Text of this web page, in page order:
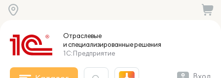
Отраслевые
и специализированныерешения
1С:Предприятие